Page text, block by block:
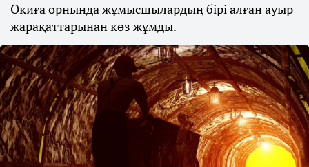
Оқиға орнында жұмысшылардың бірі алған ауыр
жарақаттарынан көз жұмды.